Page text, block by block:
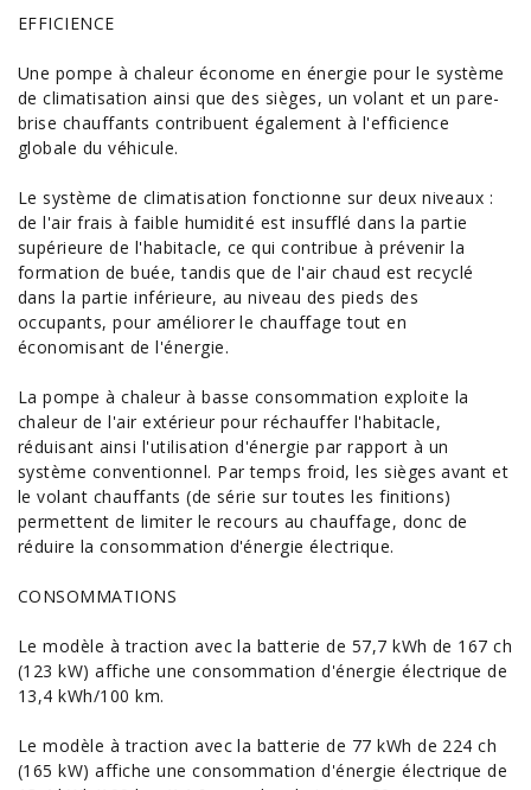
EFFICIENCE
Une pompe à chaleur économe en énergie pour le système
de climatisation ainsi que des sièges, un volant et un pare-
brise chauffants contribuent également à l'efficience
globale du véhicule.
Le système de climatisation fonctionne sur deux niveaux :
de l'air frais à faible humidité est insufflé dans la partie
supérieure de l'habitacle, ce qui contribue à prévenir la
formation de buée, tandis que de l'air chaud est recyclé
dans la partie inférieure, au niveau des pieds des
occupants, pour améliorer le chauffage tout en
économisant de l'énergie.
La pompe à chaleur à basse consommation exploite la
chaleur de l'air extérieur pour réchauffer l'habitacle,
réduisant ainsi l'utilisation d'énergie par rapport à un
système conventionnel. Par temps froid, les sièges avant et
le volant chauffants (de série sur toutes les finitions)
permettent de limiter le recours au chauffage, donc de
réduire la consommation d'énergie électrique.
CONSOMMATIONS
Le modèle à traction avec la batterie de 57,7 kWh de 167 ch
(123 kW) affiche une consommation d'énergie électrique de
13,4 kWh/100 km.
Le modèle à traction avec la batterie de 77 kWh de 224 ch
(165 kW) affiche une consommation d'énergie électrique de